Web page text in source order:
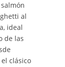
al
ideal
de las
clásico